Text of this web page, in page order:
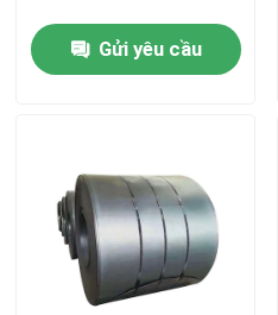
Yêu cầu báo giá
Bộ phận lò hơi than
tấm thép carbon
Gửi yêu cầu